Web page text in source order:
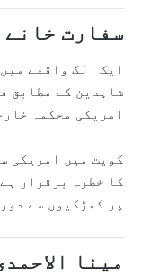
سفارت
ایک الگ واقعے
شاہدین کے مطابق
امریکی محکمہ
کویت میں امریکی
کا خطرہ برقرار
پر کھڑکیوں سے
مینا